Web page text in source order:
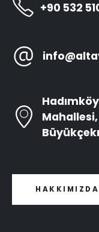
+90 532
Mahallesi,
HAKKIMIZDA